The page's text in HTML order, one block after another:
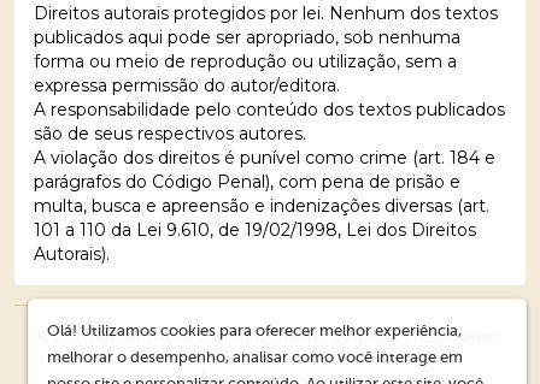
Direitos autorais protegidos por lei. Nenhum dos textos
publicados aqui pode ser apropriado, sob nenhuma
forma ou meio de reprodução ou utilização, sem a
expressa permissão do autor/editora.
A responsabilidade pelo conteúdo dos textos publicados
são de seus respectivos autores.
A violação dos direitos é punível como crime (art. 184 e
parágrafos do Código Penal), com pena de prisão e
multa, busca e apreensão e indenizações diversas (art.
101 a 110 da Lei 9.610, de 19/02/1998, Lei dos Direitos
Autorais).
© 2026 Editora Ações Literárias. Todos os direitos reservados.
Olá! Utilizamos cookies para oferecer melhor experiência,
melhorar o desempenho, analisar como você interage em